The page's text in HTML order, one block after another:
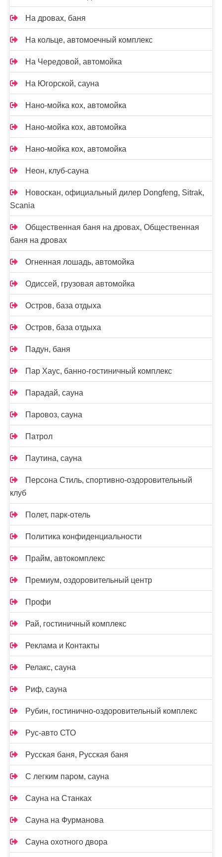
На дровах, баня
На кольце, автомоечный комплекс
На Чередовой, автомойка
На Югорской, сауна
Нано-мойка кох, автомойка
Нано-мойка кох, автомойка
Нано-мойка кох, автомойка
Неон, клуб-сауна
Новоcкан, официальный дилер Dongfeng, Sitrak,
Scania
Общественная баня на дровах, Общественная
баня на дровах
Огненная лошадь, автомойка
Одиссей, грузовая автомойка
Остров, база отдыха
Остров, база отдыха
Падун, баня
Пар Хаус, банно-гостиничный комплекс
Парадай, сауна
Паровоз, сауна
Патрол
Паутина, сауна
Персона Стиль, спортивно-оздоровительный
клуб
Полет, парк-отель
Политика конфиденциальности
Прайм, автокомплекс
Премиум, оздоровительный центр
Профи
Рай, гостиничный комплекс
Реклама и Контакты
Релакс, сауна
Риф, сауна
Рубин, гостинично-оздоровительный комплекс
Рус-авто СТО
Русская баня, Русская баня
С легким паром, сауна
Сауна на Станках
Сауна на Фурманова
Сауна охотного двора